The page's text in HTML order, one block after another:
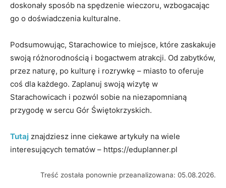
doskonały sposób na spędzenie wieczoru, wzbogacając
go o doświadczenia kulturalne.
Podsumowując, Starachowice to miejsce, które zaskakuje
swoją różnorodnością i bogactwem atrakcji. Od zabytków,
przez naturę, po kulturę i rozrywkę – miasto to oferuje
coś dla każdego. Zaplanuj swoją wizytę w
Starachowicach i pozwól sobie na niezapomnianą
przygodę w sercu Gór Świętokrzyskich.
Tutaj znajdziesz inne ciekawe artykuły na wiele
interesujących tematów – https://eduplanner.pl
Treść została ponownie przeanalizowana: 05.08.2026.